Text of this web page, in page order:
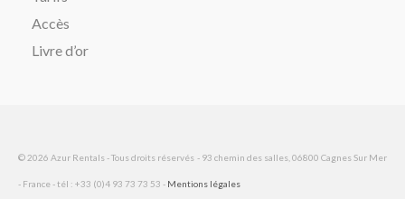
Accès
Livre d’or
© 2026 Azur Rentals - Tous droits réservés - 93 chemin des salles, 06800 Cagnes Sur Mer
- France - tél : +33 (0)4 93 73 73 53 - Mentions légales